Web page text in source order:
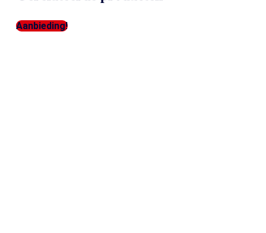
Aanbieding!